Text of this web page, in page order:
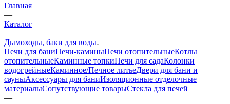
Главная
—
Каталог
—
Дымоходы, баки для воды
Печи для баниПечи-каминыПечи отопительныеКотлы
отопительныеКаминные топкиПечи для садаКолонки
водогрейныеКаминное/Печное литьеДвери для бани и
сауныАксессуары для баниИзоляционные отделочные
материалыСопутствующие товарыСтекла для печей
—